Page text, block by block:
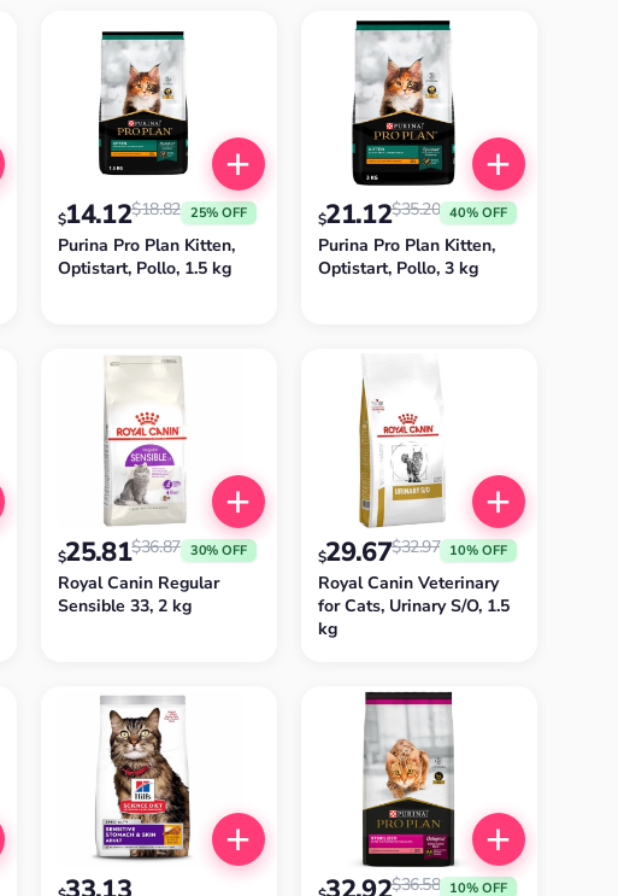
Purina Pro Plan Kitten,
Optistart, Pollo, 1.5 kg
$18.82
$14.12 25% OFF
Purina Pro Plan Kitten,
Optistart, Pollo, 3 kg
$35.20
$21.12 40% OFF
Royal Canin Regular
Sensible 33, 2 kg
$36.87
$25.81 30% OFF
Royal Canin Veterinary
for Cats, Urinary S/O, 1.5
kg
$32.97
$29.67 10% OFF
$36.58 10% OFF